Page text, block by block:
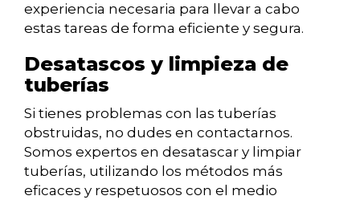
experiencia necesaria para llevar a cabo
estas tareas de forma eficiente y segura.
Desatascos y limpieza de
tuberías
Si tienes problemas con las tuberías
obstruidas, no dudes en contactarnos.
Somos expertos en desatascar y limpiar
tuberías, utilizando los métodos más
eficaces y respetuosos con el medio